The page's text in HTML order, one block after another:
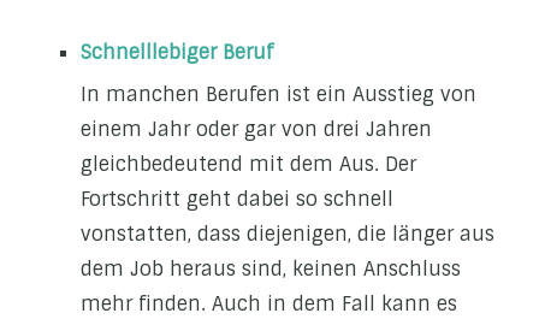
Schnelllebiger Beruf
In manchen Berufen ist ein Ausstieg von
einem Jahr oder gar von drei Jahren
gleichbedeutend mit dem Aus. Der
Fortschritt geht dabei so schnell
vonstatten, dass diejenigen, die länger aus
dem Job heraus sind, keinen Anschluss
mehr finden. Auch in dem Fall kann es